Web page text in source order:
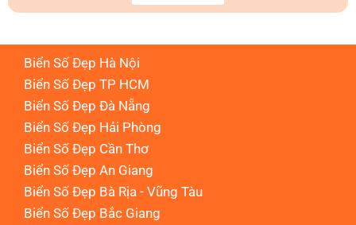
Biển Số Đẹp Hà Nội
Biển Số Đẹp TP HCM
Biển Số Đẹp Đà Nẵng
Biển Số Đẹp Hải Phòng
Biển Số Đẹp Cần Thơ
Biển Số Đẹp An Giang
Biển Số Đẹp Bà Rịa - Vũng Tàu
Biển Số Đẹp Bắc Giang